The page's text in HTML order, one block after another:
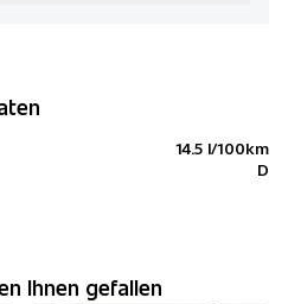
14.5 l/100km
D
Ihnen gefallen